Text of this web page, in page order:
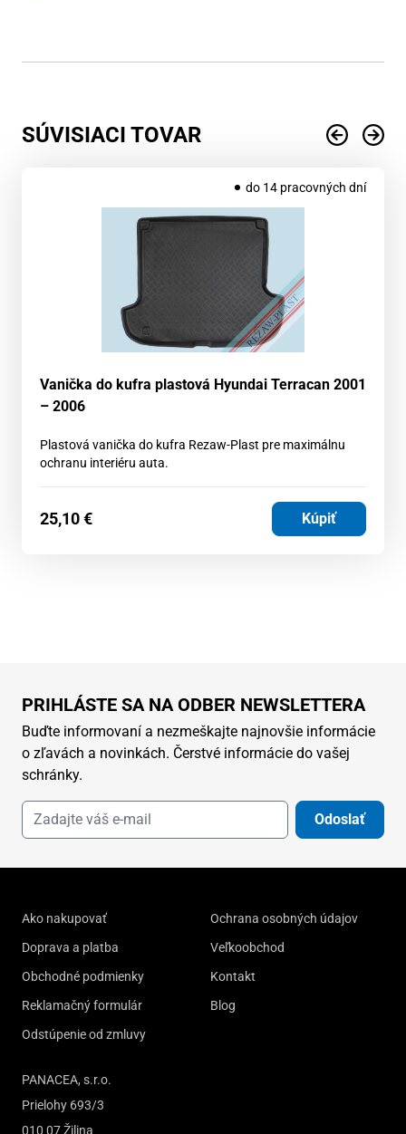
SÚVISIACI TOVAR
do 14 pracovných dní
Vanička do kufra plastová Hyundai Terracan 2001
– 2006
Plastová vanička do kufra Rezaw-Plast pre maximálnu
ochranu interiéru auta.
25,10€ Kúpiť
PRIHLÁSTE SA NA ODBER NEWSLETTERA
Buďte informovaní a nezmeškajte najnovšie informácie
o zľavách a novinkách. Čerstvé informácie do vašej
schránky.
Odoslať
Ako nakupovať
Doprava a platba
Obchodné podmienky
Reklamačný formulár
Odstúpenie od zmluvy
Ochrana osobných údajov
Veľkoobchod
Kontakt
Blog
PANACEA, s.r.o.
Prielohy 693/3
010 07 Žilina